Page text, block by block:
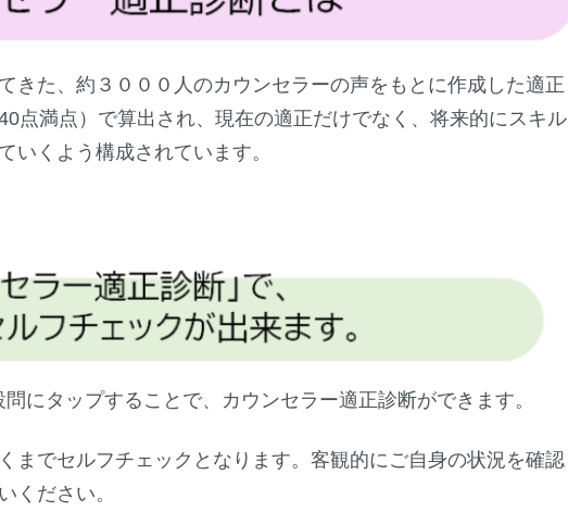
きた、約３０００人のカウンセラーの声をもとに作成した適正
点満点）で算出され、現在の適正だけでなく、将来的にスキル
いくよう構成されています。
にタップすることで、カウンセラー適正診断ができます。
までセルフチェックとなります。客観的にご自身の状況を確認
ください。